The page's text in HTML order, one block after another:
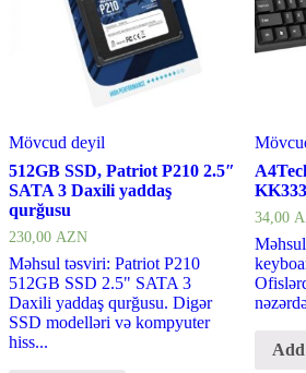
Mövcud deyil
512GB SSD, Patriot P210 2.5″
SATA 3 Daxili yaddaş
qurğusu
230,00 AZN
Məhsul təsviri: Patriot P210
512GB SSD 2.5" SATA 3
Daxili yaddaş qurğusu. Digər
SSD modelləri və kompyuter
hiss...
34,00